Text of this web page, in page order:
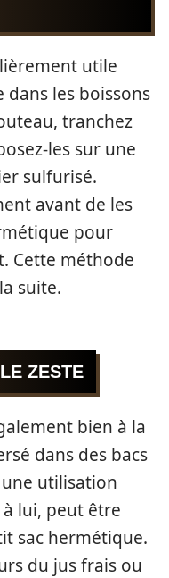
utile
les boissons
tranchez
les sur une
sulfurisé.
avant de les
pour
Cette méthode
suite.
ZESTE
bien à la
dans des bacs
utilisation
lui, peut être
sac hermétique.
du jus frais ou